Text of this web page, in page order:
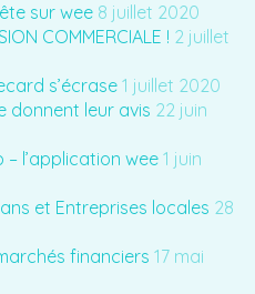
sur wee 8 juillet 2020
COMMERCIALE ! 2 juillet
s’écrase1 juillet 2020
donnent leur avis 22 juin
l’application wee 1 juin
et Entreprises locales 28
financiers 17 mai